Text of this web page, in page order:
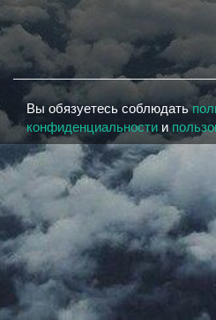
Вы обязуетесь соблюдать
конфиденциальности и